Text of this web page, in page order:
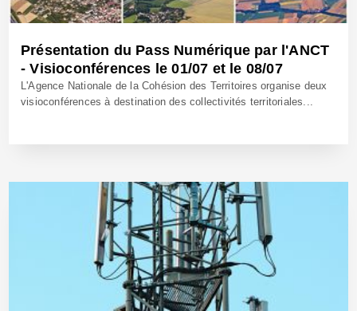
Présentation du Pass Numérique par l'ANCT
- Visioconférences le 01/07 et le 08/07
L'Agence Nationale de la Cohésion des Territoires organise deux
visioconférences à destination des collectivités territoriales...
18 Juin 2020 - Réf: BW40194